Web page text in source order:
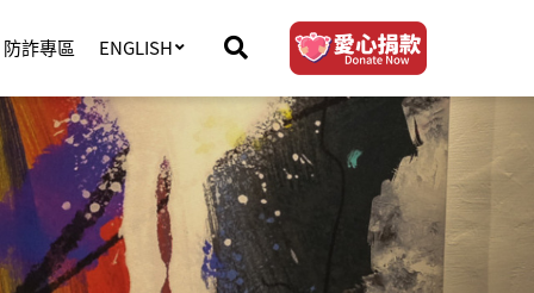
防詐專區 ENGLISH